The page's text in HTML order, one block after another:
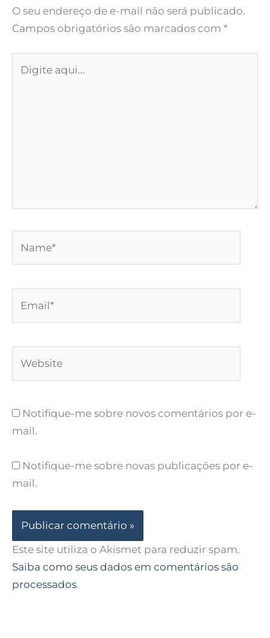
O seu endereço de e-mail não será publicado.
Campos obrigatórios são marcados com *
aqui...
Notifique-me sobre novos comentários por e-
mail.
Notifique-me sobre novas publicações por e-
mail.
Este site utiliza o Akismet para reduzir spam.
Saiba como seus dados em comentários são
processados.